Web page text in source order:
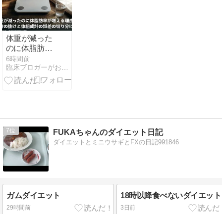
体重が減った
のに体脂肪率
が増える理由
｜水分の抜け
と体組成計の
6時間前
7 FUKAちゃんのダイエット日記
ダイエットとミニウサギとFXの日記991846
ガムダイエット
29時間前
18時以降食べないダイエット
3日前